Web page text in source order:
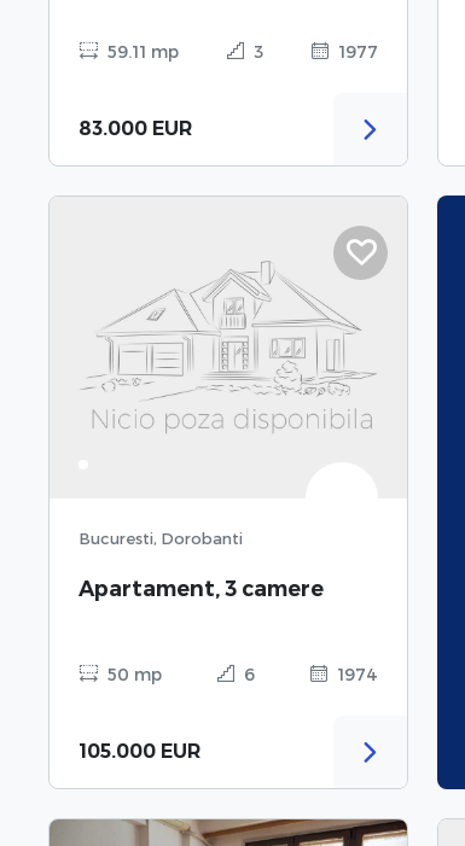
59.11 mp 3 1977
83.000 EUR
Bucuresti, Dorobanti
Apartament, 3 camere
50 mp 6 1974
105.000 EUR